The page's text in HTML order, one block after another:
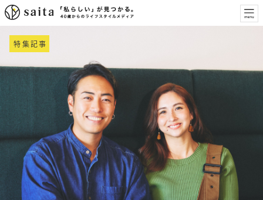
特集記事